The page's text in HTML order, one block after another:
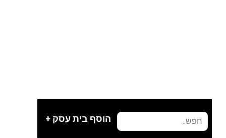
הוסף בית עסק +